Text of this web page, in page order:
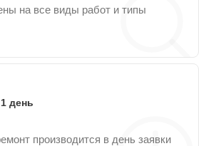
на все виды работ и типы
день
производится в день заявки